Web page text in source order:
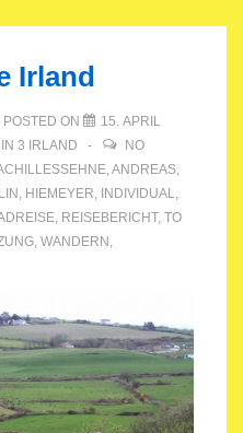
Irland
POSTED ON
15. APRIL
3 IRLAND
NO
,ANDREAS,
, HIEMEYER, INDIVIDUAL,
, REISEBERICHT, TO
, WANDERN ,